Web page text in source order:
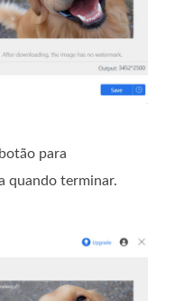
botão para
quando terminar.